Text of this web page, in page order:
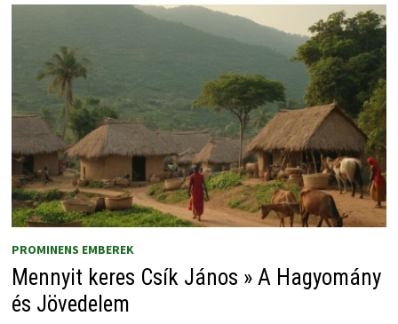
PROMINENS EMBEREK
Mennyit keres Csík János » A Hagyomány
és Jövedelem